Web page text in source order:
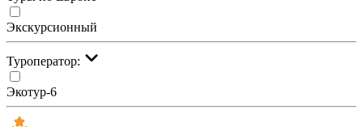
Экскурсионный
Туроператор:
Экотур-6